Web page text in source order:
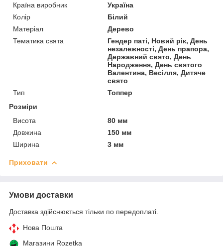
Країна виробник
Україна
Колір
Білий
Матеріал
Дерево
Тематика свята
Гендер паті, Новий рік, День
незалежності, День прапора,
Державний свято, День
Народження, День святого
Валентина, Весілля, Дитяче
свято
Тип
Топпер
Розміри
Висота
80 мм
Довжина
150 мм
Ширина
3 мм
Приховати
Умови доставки
Доставка здійснюється тільки по передоплаті.
Нова Пошта
Магазини Rozetka